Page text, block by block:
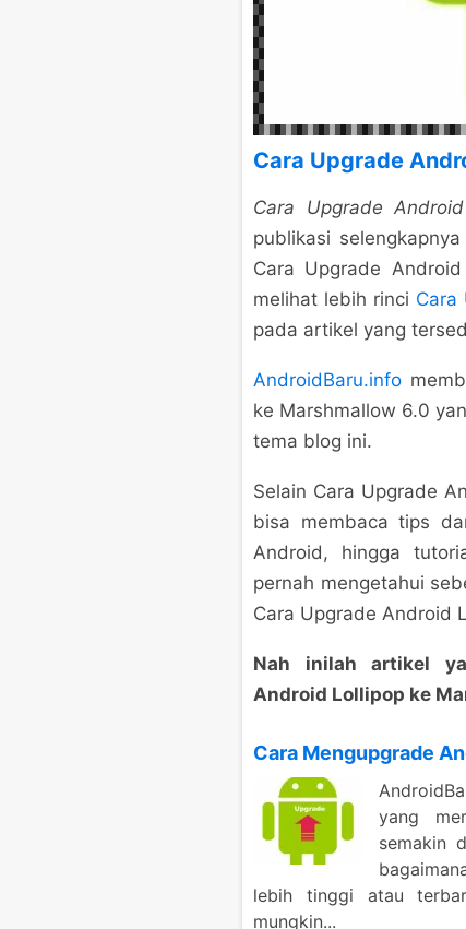
Cara Upgrade
Cara Upgrade
publikasi
Cara Upgrade
melihat lebih rinci Cara
pada artikel yang
AndroidBaru.info
ke Marshmallow 6.0
tema blog ini.
Selain Cara Upgrade
bisa membaca tips
Android, hingga
pernah mengetahui
Cara Upgrade Android
Nah inilah artikel
Android Lollipop ke
Cara Mengupgrade
yang
semakin
lebih tinggi atau
mungkin...